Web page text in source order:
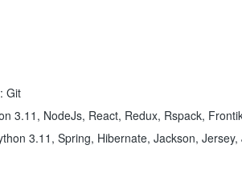
Git
3.11, NodeJs, React, Redux, Rspack,
3.11, Spring, Hibernate, Jackson, Jersey,